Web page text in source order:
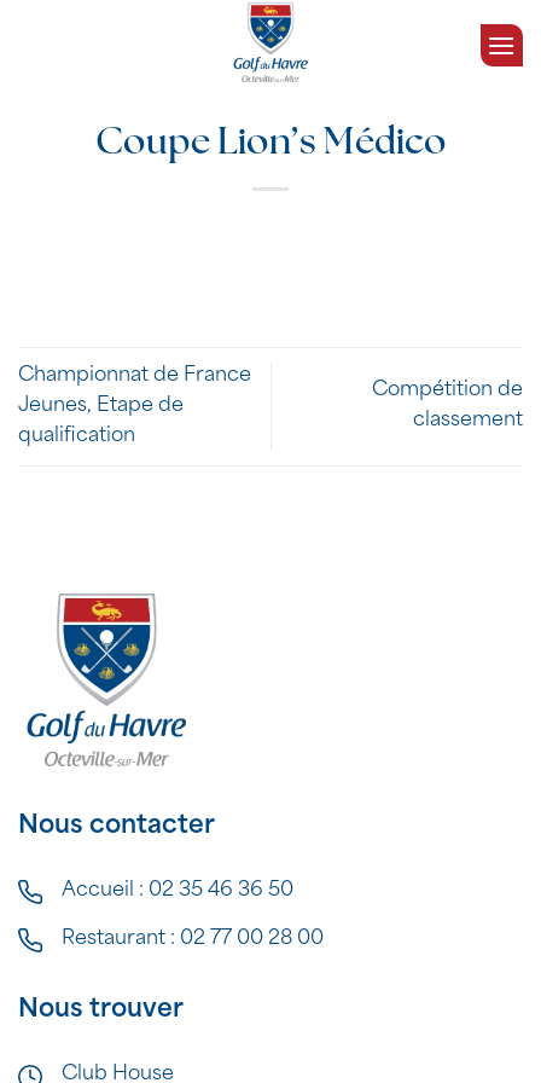
Coupe Lion’s Médico
Championnat de France
Jeunes, Etape de
qualification
Compétition de
classement
Nous contacter
Accueil : 02 35 46 36 50
Restaurant : 02 77 00 28 00
Nous trouver
Club House